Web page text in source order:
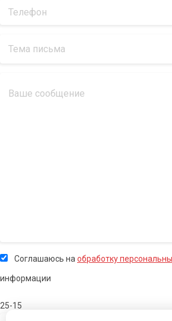
Соглашаюсь наобработку
информации
25-15